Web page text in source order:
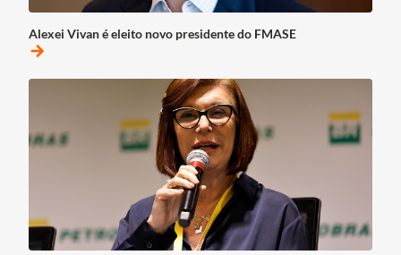
Alexei Vivan é eleito novo presidente do FMASE
arrow_forward